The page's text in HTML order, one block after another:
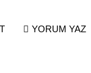
YORUM YAZ